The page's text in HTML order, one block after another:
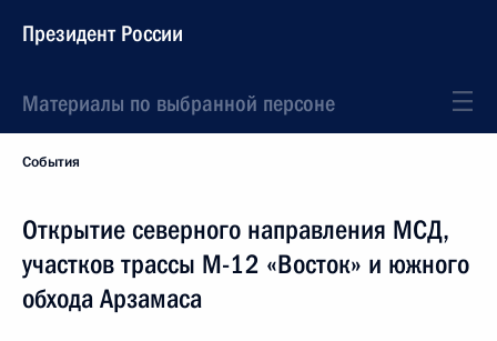
Президент России
Материалы по выбранной персоне
События
Открытие северного направления МСД,
участков трассы М-12 «Восток» и южного
обхода Арзамаса